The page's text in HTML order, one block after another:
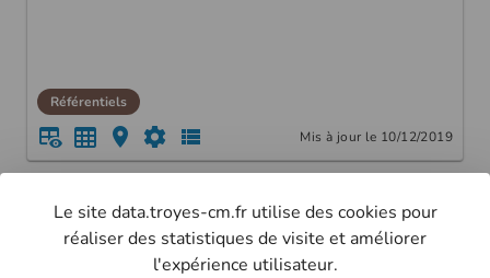
Référentiels
Mis à jour le 10/12/2019
retourner à la liste
Le site data.troyes-cm.fr utilise des cookies pour
réaliser des statistiques de visite et améliorer
l'expérience utilisateur.